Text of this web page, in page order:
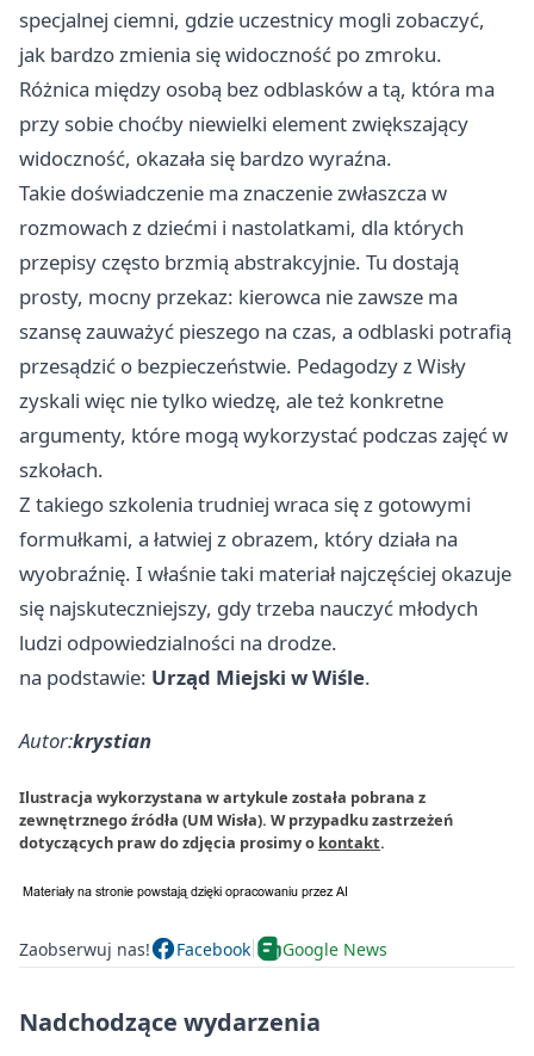
specjalnej ciemni, gdzie uczestnicy mogli zobaczyć,
jak bardzo zmienia się widoczność po zmroku.
Różnica między osobą bez odblasków a tą, która ma
przy sobie choćby niewielki element zwiększający
widoczność, okazała się bardzo wyraźna.
Takie doświadczenie ma znaczenie zwłaszcza w
rozmowach z dziećmi i nastolatkami, dla których
przepisy często brzmią abstrakcyjnie. Tu dostają
prosty, mocny przekaz: kierowca nie zawsze ma
szansę zauważyć pieszego na czas, a odblaski potrafią
przesądzić o bezpieczeństwie. Pedagodzy z Wisły
zyskali więc nie tylko wiedzę, ale też konkretne
argumenty, które mogą wykorzystać podczas zajęć w
szkołach.
Z takiego szkolenia trudniej wraca się z gotowymi
formułkami, a łatwiej z obrazem, który działa na
wyobraźnię. I właśnie taki materiał najczęściej okazuje
się najskuteczniejszy, gdy trzeba nauczyć młodych
ludzi odpowiedzialności na drodze.
na podstawie: Urząd Miejski w Wiśle.
Autor:krystian
Ilustracja wykorzystana w artykule została pobrana z
zewnętrznego źródła (UM Wisła). W przypadku zastrzeżeń
dotyczących praw do zdjęcia prosimy o kontakt.
Zaobserwuj nas! Facebook Google News
Nadchodzące wydarzenia